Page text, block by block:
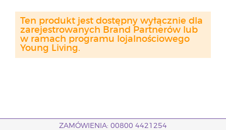
Ten produkt jest dostępny wyłącznie dla
zarejestrowanych Brand Partnerów lub
w ramach programu lojalnościowego
Young Living.
ZAMÓWIENIA: 00800 4421254